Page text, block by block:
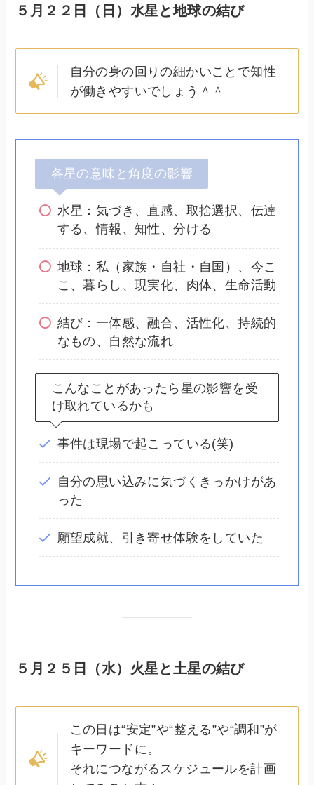
５月２２日（日）水星と地球の結び
自分の身の回りの細かいことで知性
が働きやすいでしょう＾＾
各星の意味と角度の影響
水星：気づき、直感、取捨選択、伝達
する、情報、知性、分ける
地球：私（家族・自社・自国）、今こ
こ、暮らし、現実化、肉体、生命活動
結び：一体感、融合、活性化、持続的
なもの、自然な流れ
こんなことがあったら星の影響を受
け取れているかも
事件は現場で起こっている(笑)
自分の思い込みに気づくきっかけがあ
った
願望成就、引き寄せ体験をしていた
５月２５日（水）火星と土星の結び
この日は“安定”や“整える”や“調和”が
キーワードに。
それにつながるスケジュールを計画